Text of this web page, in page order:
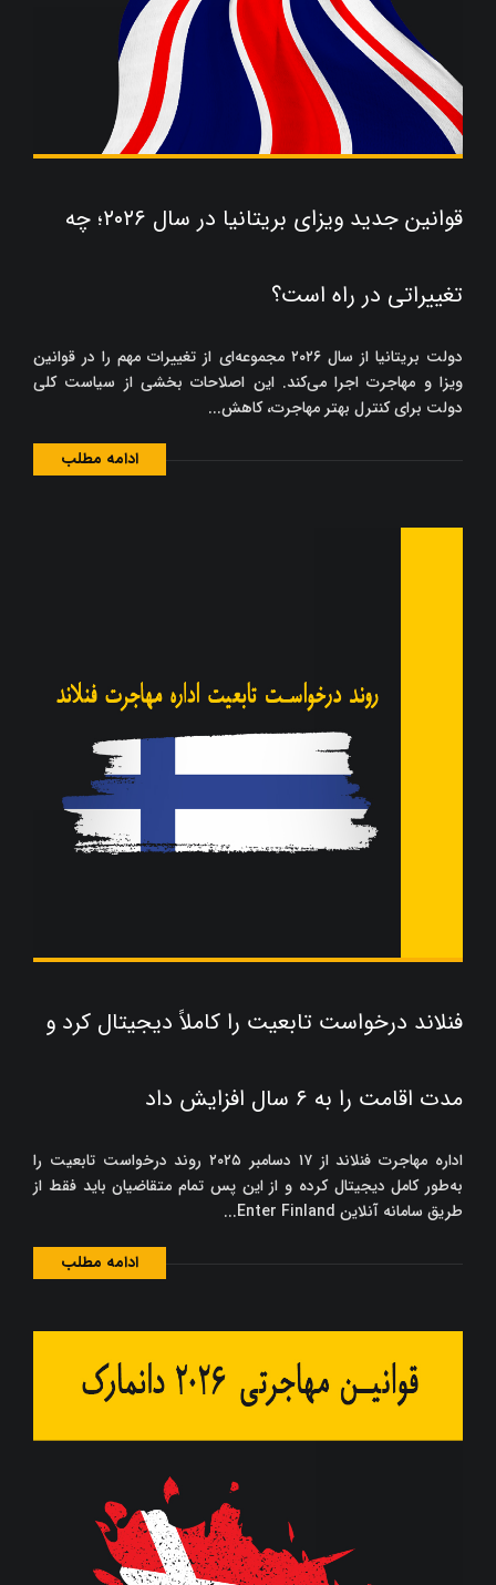
قوانین جدید ویزای بریتانیا در سال ۲۰۲۶؛ چه
تغییراتی در راه است؟
دولت بریتانیا از سال ۲۰۲۶ مجموعه‌ای از تغییرات مهم را در قوانین
ویزا و مهاجرت اجرا می‌کند. این اصلاحات بخشی از سیاست کلی
دولت برای کنترل بهتر مهاجرت، کاهش...
ادامه مطلب
فنلاند درخواست تابعیت را کاملاً دیجیتال کرد و
مدت اقامت را به ۶ سال افزایش داد
اداره مهاجرت فنلاند از ۱۷ دسامبر ۲۰۲۵ روند درخواست تابعیت را
به‌طور کامل دیجیتال کرده و از این پس تمام متقاضیان باید فقط از
طریق سامانه آنلاین Enter Finland...
ادامه مطلب